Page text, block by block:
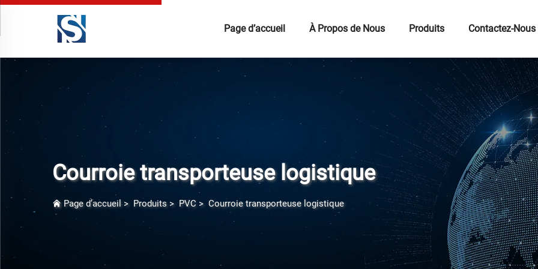
Page d’accueil À Propos de Nous Produits Contactez-Nous
Courroie transporteuse logistique
Page d’accueil> Produits>PVC > Courroie transporteuse logistique